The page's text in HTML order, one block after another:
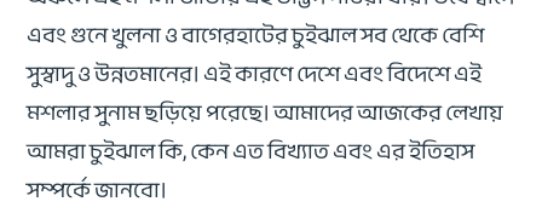
এবং গুনে খুলনা ও বাগেরহাটের চুইঝাল সব থেকে বেশি
সুস্বাদু ও উন্নতমানের। এই কারণে দেশে এবং বিদেশে এই
মশলার সুনাম ছড়িয়ে পরেছে। আমাদের আজকের লেখায়
আমরা চুইঝাল কি, কেন এত বিখ্যাত এবং এর ইতিহাস
সম্পর্কে জানবো।